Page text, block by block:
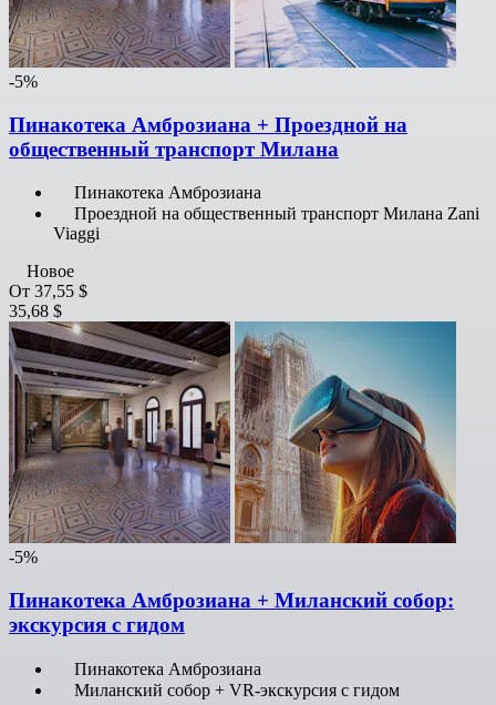
-5%
Пинакотека Амброзиана + Проездной на
общественный транспорт Милана
Пинакотека Амброзиана
Проездной на общественный транспорт Милана Zani
Viaggi
Новое
От 37,55 $
35,68 $
-5%
Пинакотека Амброзиана + Миланский собор:
экскурсия с гидом
Пинакотека Амброзиана
Миланский собор + VR-экскурсия с гидом